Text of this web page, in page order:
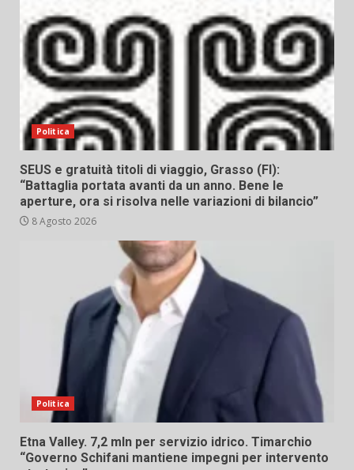
Politica
SEUS e gratuità titoli di viaggio, Grasso (FI):
“Battaglia portata avanti da un anno. Bene le
aperture, ora si risolva nelle variazioni di bilancio”
8 Agosto 2026
Politica
Etna Valley. 7,2 mln per servizio idrico. Timarchio
“Governo Schifani mantiene impegni per intervento